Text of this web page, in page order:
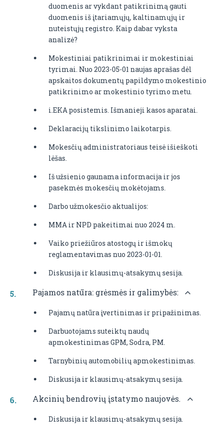
duomenis ar vykdant patikrinimą gauti
duomenis iš įtariamųjų, kaltinamųjų ir
nuteistųjų registro. Kaip dabar vyksta
analizė?
Mokestiniai patikrinimai ir mokestiniai
tyrimai. Nuo 2023-05-01 naujas aprašas dėl
apskaitos dokumentų papildymo mokestinio
patikrinimo ar mokestinio tyrimo metu.
i.EKA posistemis. Išmanieji kasos aparatai.
Deklaracijų tikslinimo laikotarpis.
Mokesčių administratoriaus teisė išieškoti
lėšas.
Iš užsienio gaunama informacija ir jos
pasekmės mokesčių mokėtojams.
Darbo užmokesčio aktualijos:
MMA ir NPD pakeitimai nuo 2024 m.
Vaiko priežiūros atostogų ir išmokų
reglamentavimas nuo 2023-01-01.
Diskusija ir klausimų-atsakymų sesija.
Pajamos natūra: grėsmės ir galimybės:
Pajamų natūra įvertinimas ir pripažinimas.
Darbuotojams suteiktų naudų
apmokestinimas GPM, Sodra, PM.
Tarnybinių automobilių apmokestinimas.
Diskusija ir klausimų-atsakymų sesija.
Akcinių bendrovių įstatymo naujovės.
Diskusija ir klausimų-atsakymų sesija.